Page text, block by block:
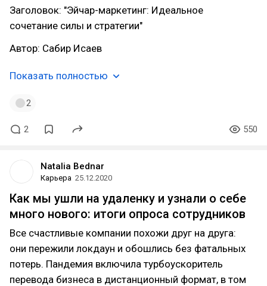
Заголовок: "Эйчар-маркетинг: Идеальное
сочетание силы и стратегии"
Автор: Сабир Исаев
Показать полностью
2
2 550
Natalia Bednar
Карьера 25.12.2020
Как мы ушли на удаленку и узнали о себе
много нового: итоги опроса сотрудников
Все счастливые компании похожи друг на друга:
они пережили локдаун и обошлись без фатальных
потерь. Пандемия включила турбоускоритель
перевода бизнеса в дистанционный формат, в том